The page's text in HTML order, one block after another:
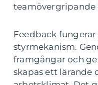
teamövergripande
Feedback fungerar
styrmekanism.
framgångar och
skapas ett lärande